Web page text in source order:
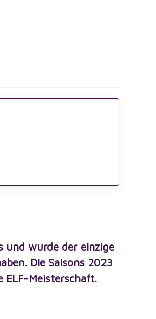
und wurde der einzige
Die Saisons 2023
ELF-Meisterschaft.